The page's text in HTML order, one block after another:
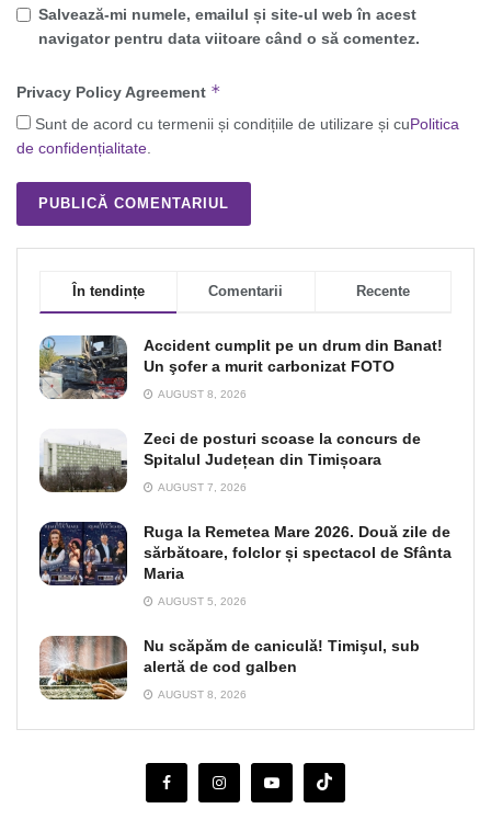
Salvează-mi numele, emailul și site-ul web în acest
navigator pentru data viitoare când o să comentez.
Privacy Policy Agreement *
Sunt de acord cu termenii și condițiile de utilizare și cuPolitica
de confidențialitate.
În tendințe Comentarii Recente
Accident cumplit pe un drum din Banat!
Un şofer a murit carbonizat FOTO
AUGUST 8, 2026
Zeci de posturi scoase la concurs de
Spitalul Județean din Timișoara
AUGUST 7, 2026
Ruga la Remetea Mare 2026. Două zile de
sărbătoare, folclor și spectacol de Sfânta
Maria
AUGUST 5, 2026
Nu scăpăm de caniculă! Timişul, sub
alertă de cod galben
AUGUST 8, 2026